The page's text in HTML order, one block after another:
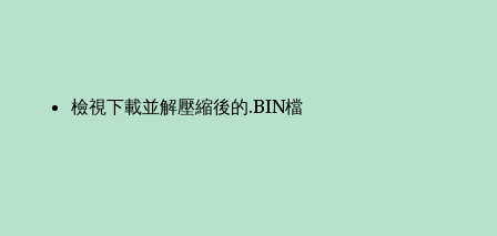
檢視下載並解壓縮後的.BIN檔